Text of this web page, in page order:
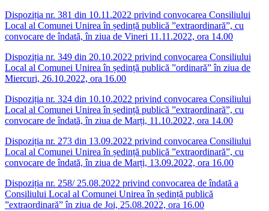
Dispoziția nr. 381 din 10.11.2022 privind convocarea Consiliului
Local al Comunei Unirea în ședință publică ”extraordinară”, cu
convocare de îndată, în ziua de Vineri 11.11.2022, ora 14.00
Dispoziția nr. 349 din 20.10.2022 privind convocarea Consiliului
Local al Comunei Unirea în ședință publică ”ordinară” în ziua de
Miercuri, 26.10.2022, ora 16.00
Dispoziția nr. 324 din 10.10.2022 privind convocarea Consiliului
Local al Comunei Unirea în ședință publică ”extraordinară”, cu
convocare de îndată, în ziua de Marți, 11.10.2022, ora 14.00
Dispoziția nr. 273 din 13.09.2022 privind convocarea Consiliului
Local al Comunei Unirea în ședință publică ”extraordinară”, cu
convocare de îndată, în ziua de Marți, 13.09.2022, ora 16.00
Dispoziția nr. 258/ 25.08.2022 privind convocarea de îndată a
Consiliului Local al Comunei Unirea în ședință publică
”extraordinară” în ziua de Joi, 25.08.2022, ora 16.00